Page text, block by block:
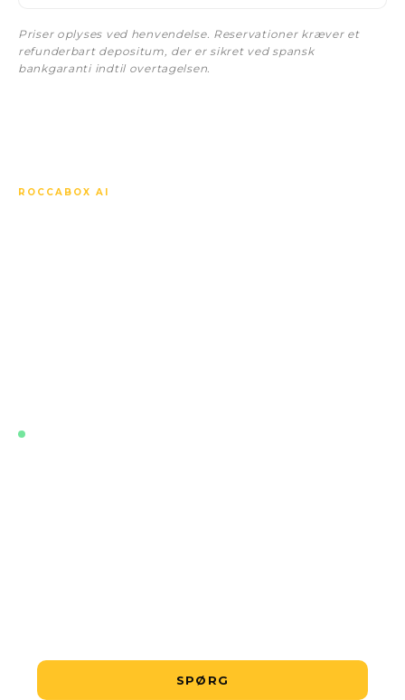
Priser oplyses ved henvendelse. Reservationer kræver et
refunderbart depositum, der er sikret ved spansk
bankgaranti indtil overtagelsen.
ROCCABOX AI
SPØRG